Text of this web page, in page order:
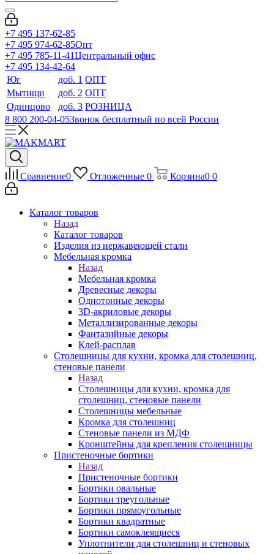
+7 495 137-62-85
+7 495 974-62-85Опт
+7 495 785-11-41Центральный офис
+7 495 134-42-64
Юг
доб. 1 ОПТ
Мытищи
доб. 2 ОПТ
Одинцово
доб. 3 РОЗНИЦА
8 800 200-04-05Звонок бесплатный по всей России
Сравнение0 Отложенные 0 Корзина0 0
Каталог товаров
Назад
Каталог товаров
Изделия из нержавеющей стали
Мебельная кромка
Назад
Мебельная кромка
Древесные декоры
Однотонные декоры
3D-акриловые декоры
Металлизированные декоры
Фантазийные декоры
Клей-расплав
Столешницы для кухни, кромка для столешниц,
стеновые панели
Назад
Столешницы для кухни, кромка для
столешниц, стеновые панели
Столешницы мебельные
Кромка для столешниц
Стеновые панели из МДФ
Кронштейны для крепления столешницы
Пристеночные бортики
Назад
Пристеночные бортики
Бортики овальные
Бортики треугольные
Бортики прямоугольные
Бортики квадратные
Бортики самоклеящиеся
Уплотнители для столешниц и стеновых